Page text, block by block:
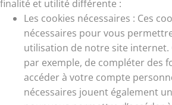
finalité et utilité différente :
Les cookies nécessaires : Ces
nécessaires pour vous
utilisation de notre site internet.
par exemple, de compléter des
accéder à votre compte
nécessaires jouent également